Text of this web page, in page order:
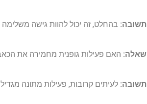
תשובה: בהחלט, זה יכול להוות גישה
שאלה: האם פעילות גופנית מחמירה את
תשובה: לעיתים קרובות, פעילות מתונה